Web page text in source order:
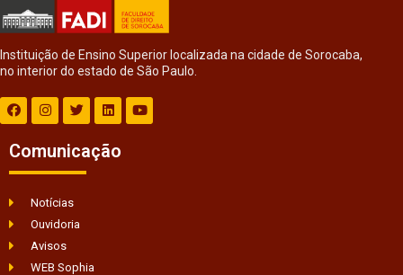
Instituição de Ensino Superior localizada na cidade de Sorocaba,
no interior do estado de São Paulo.
Comunicação
Notícias
Ouvidoria
Avisos
WEB Sophia